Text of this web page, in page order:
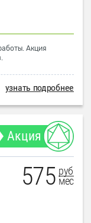
Акция
узнать подробнее
Акция
575 руб
мес